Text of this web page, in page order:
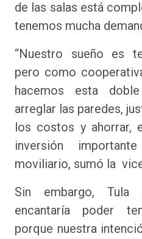
de las salas está
tenemos mucha
“Nuestro sueño es
pero como
hacemos esta
arreglar las paredes,
los costos y ahorrar,
inversión
moviliario, sumó la
Sin embargo,
encantaría poder
porque nuestra